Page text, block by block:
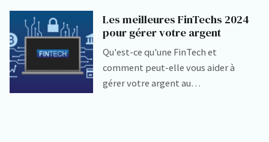
Les meilleures FinTechs 2024
pour gérer votre argent
Qu'est-ce qu'une FinTech et
comment peut-elle vous aider à
gérer votre argent au…